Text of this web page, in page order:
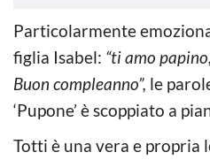
Particolarmente
figlia Isabel: “ti amo
Buon compleanno”, le
‘Pupone’ è scoppiato a
Totti è una vera e propria